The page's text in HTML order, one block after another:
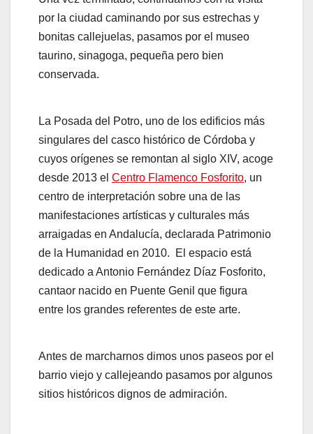
por la ciudad caminando por sus estrechas y
bonitas callejuelas, pasamos por el museo
taurino, sinagoga, pequeña pero bien
conservada.
La Posada del Potro, uno de los edificios más
singulares del casco histórico de Córdoba y
cuyos orígenes se remontan al siglo XIV, acoge
desde 2013 el Centro Flamenco Fosforito, un
centro de interpretación sobre una de las
manifestaciones artísticas y culturales más
arraigadas en Andalucía, declarada Patrimonio
de la Humanidad en 2010. El espacio está
dedicado a Antonio Fernández Díaz Fosforito,
cantaor nacido en Puente Genil que figura
entre los grandes referentes de este arte.
Antes de marcharnos dimos unos paseos por el
barrio viejo y callejeando pasamos por algunos
sitios históricos dignos de admiración.